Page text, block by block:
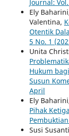
Journal:
Ely
Valentina,
Otentik
5 No. 1
Unita
Hukum
Susun
April
Ely
Pihak
Pembuktian
Susi